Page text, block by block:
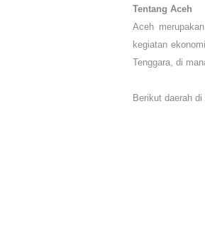
Tentang Aceh
Aceh me
kegiatan
Tenggara, di
Berikut daerah di